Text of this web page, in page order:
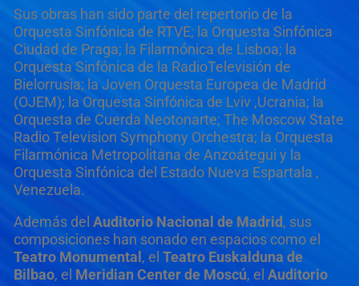
Sus obras han sido parte del repertorio de la
Orquesta Sinfónica de RTVE; la Orquesta Sinfónica
Ciudad de Praga; la Filarmónica de Lisboa; la
Orquesta Sinfónica de la RadioTelevisión de
Bielorrusia; la Joven Orquesta Europea de Madrid
(OJEM); la Orquesta Sinfónica de Lviv ,Ucrania; la
Orquesta de Cuerda Neotonarte; The Moscow State
Radio Television Symphony Orchestra; la Orquesta
Filarmónica Metropolitana de Anzoátegui y la
Orquesta Sinfónica del Estado Nueva Espartala ,
Venezuela.
Además del Auditorio Nacional de Madrid, sus
composiciones han sonado en espacios como el
Teatro Monumental , el Teatro Euskalduna de
Bilbao, el Meridian Center de Moscú, el Auditorio